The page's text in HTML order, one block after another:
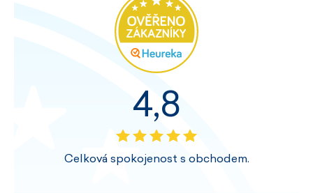
4,8
Celková spokojenost s obchodem.